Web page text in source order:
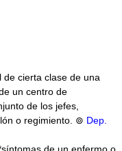
de cierta clase de una
un centro de
de los jefes,
o regimiento. ⊚ Dep.